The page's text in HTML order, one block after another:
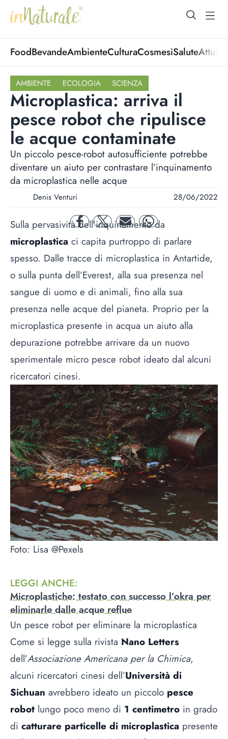
open
FoodBevandeAmbienteCulturaCosmesiSalute
AMBIENTE ECOLOGIA SCIENZA
Microplastica: arriva il
pesce robot che ripulisce
le acque contaminate
Un piccolo pesce-robot autosufficiente potrebbe
diventare un aiuto per contrastare l’inquinamento
da microplastica nelle acque
Denis Venturi 28/06/2022
facebooktwitter mail whatsapp
Sulla pervasività dell’inquinamento da
microplastica ci capita purtroppo di parlare
spesso. Dalle tracce di microplastica in Antartide,
o sulla punta dell’Everest, alla sua presenza nel
sangue di uomo e di animali, fino alla sua
presenza nelle acque del pianeta. Proprio per la
microplastica presente in acqua un aiuto alla
depurazione potrebbe arrivare da un nuovo
sperimentale micro pesce robot ideato dal alcuni
ricercatori cinesi.
Foto: Lisa @Pexels
LEGGI ANCHE:
Microplastiche: testato con successo l’okra per
eliminarle dalle acque reflue
Un pesce robot per eliminare la microplastica
Come si legge sulla rivista Nano Letters
dell’Associazione Americana per la Chimica,
alcuni ricercatori cinesi dell’Università di
Sichuan avrebbero ideato un piccolo pesce
robot lungo poco meno di 1 centimetro in grado
di catturare particelle di microplastica presente